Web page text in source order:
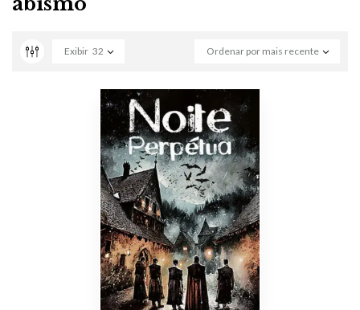
Ordenar por mais recente
Exibir 32